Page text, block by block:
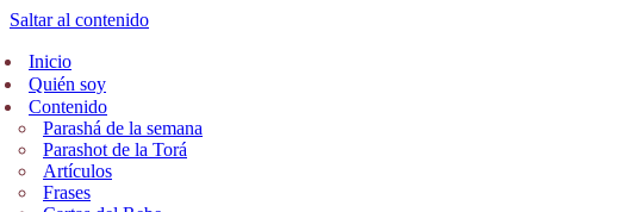
Saltar al contenido
Inicio
Quién soy
Contenido
Parashá de la semana
Parashot de la Torá
Artículos
Frases